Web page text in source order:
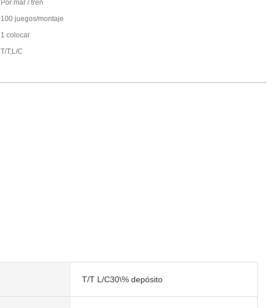
Por mar / tren
100 juegos/montaje
1 colocar
T/T;L/C
T/T L/C30\% depósito